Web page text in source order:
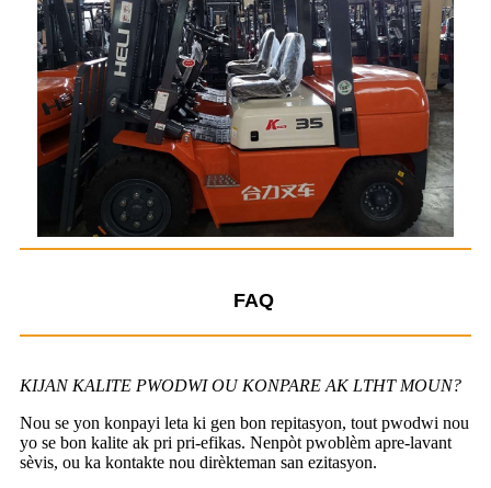
FAQ
KIJAN KALITE PWODWI OU KONPARE AK LTHT MOUN?
Nou se yon konpayi leta ki gen bon repitasyon, tout pwodwi nou
yo se bon kalite ak pri pri-efikas. Nenpòt pwoblèm apre-lavant
sèvis, ou ka kontakte nou dirèkteman san ezitasyon.